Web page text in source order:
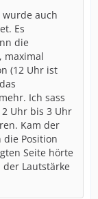
wurde auch
Es
die
maximal
(12 Uhr ist
Ich sass
Uhr bis 3 Uhr
Kam der
die Position
Seite hörte
Lautstärke